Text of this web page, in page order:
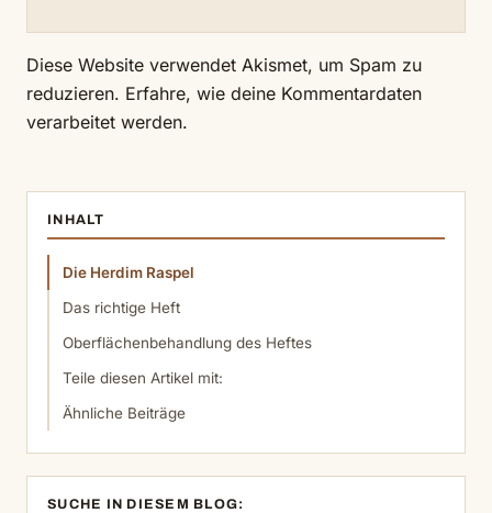
Diese Website verwendet Akismet, um Spam zu
reduzieren. Erfahre, wie deine Kommentardaten
verarbeitet werden.
INHALT
Die Herdim Raspel
Das richtige Heft
Oberflächenbehandlung des Heftes
Teile diesen Artikel mit:
Ähnliche Beiträge
SUCHE IN DIESEM BLOG: